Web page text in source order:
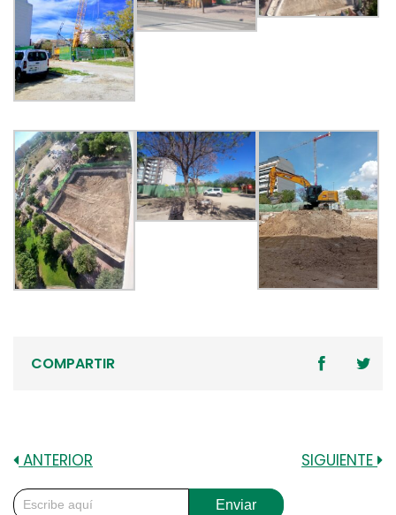
COMPARTIR
ANTERIOR SIGUIENTE
Enviar